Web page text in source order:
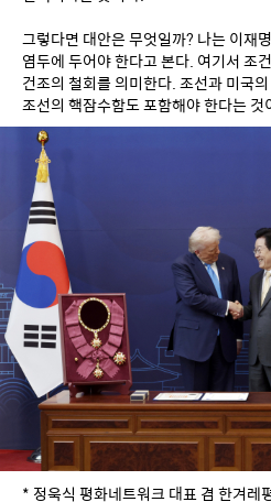
그렇다면 대안은 무엇일까? 나는 이재
염두에 두어야 한다고 본다. 여기서 조
건조의 철회를 의미한다. 조선과 미국
조선의 핵잠수함도 포함해야 한다는 것
* 정욱식 평화네트워크 대표 겸 한겨레